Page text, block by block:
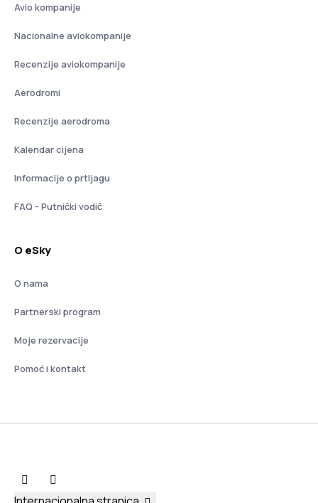
Avio kompanije
Nacionalne aviokompanije
Recenzije aviokompanije
Aerodromi
Recenzije aerodroma
Kalendar cijena
Informacije o prtljagu
FAQ - Putnički vodič
O eSky
O nama
Partnerski program
Moje rezervacije
Pomoć i kontakt